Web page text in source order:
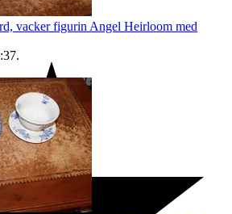
vacker figurin Angel Heirloom med
.